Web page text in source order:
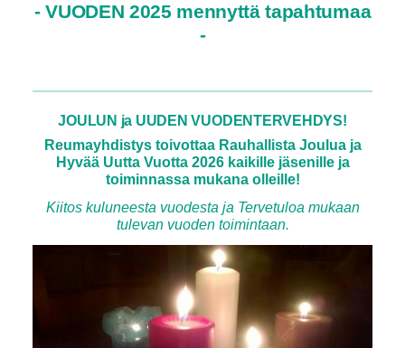
- VUODEN 2025 mennyttä tapahtumaa
-
JOULUN ja UUDEN VUODENTERVEHDYS!
Reumayhdistys toivottaa Rauhallista Joulua ja
Hyvää Uutta Vuotta 2026 kaikille jäsenille ja
toiminnassa mukana olleille!
Kiitos kuluneesta vuodesta ja Tervetuloa mukaan
tulevan vuoden toimintaan.